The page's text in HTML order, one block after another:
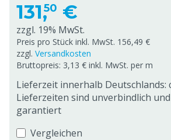
131,50 €
zzgl. 19% MwSt.
Preis pro Stück inkl. MwSt. 156,49 €
zzgl. Versandkosten
Bruttopreis: 3,13 € inkl. MwSt. per m
Lieferzeit innerhalb Deutschlands:
Lieferzeiten sind unverbindlich
garantiert
Vergleichen